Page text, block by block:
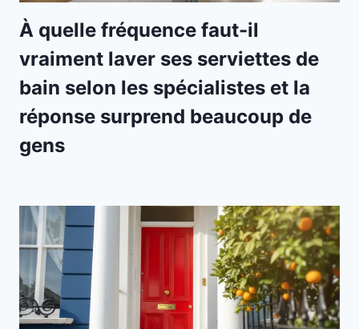
À quelle fréquence faut-il
vraiment laver ses serviettes de
bain selon les spécialistes et la
réponse surprend beaucoup de
gens